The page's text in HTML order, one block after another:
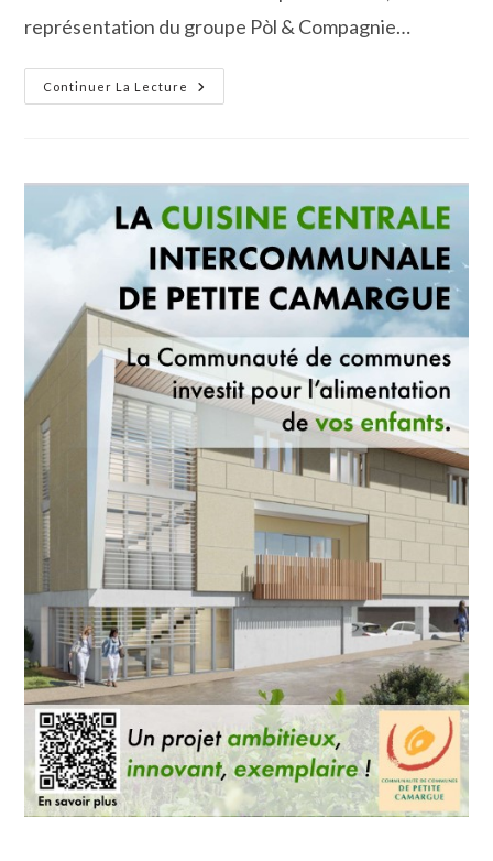
représentation du groupe Pòl & Compagnie…
Continuer La Lecture
Un
Hommage
Les
Musicales
De
L’École
De
Musique
De
Petite